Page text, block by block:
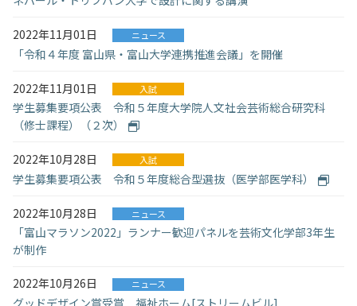
2022年11月01日 ニュース
「令和４年度 富山県・富山大学連携推進会議」を開催
2022年11月01日 入試
学生募集要項公表 令和５年度大学院人文社会芸術総合研究科
（修士課程）（２次）
2022年10月28日 入試
学生募集要項公表 令和５年度総合型選抜（医学部医学科）
2022年10月28日 ニュース
「富山マラソン2022」ランナー歓迎パネルを芸術文化学部3年生
が制作
2022年10月26日 ニュース